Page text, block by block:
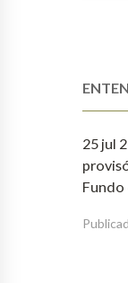
25 jul
Fundo